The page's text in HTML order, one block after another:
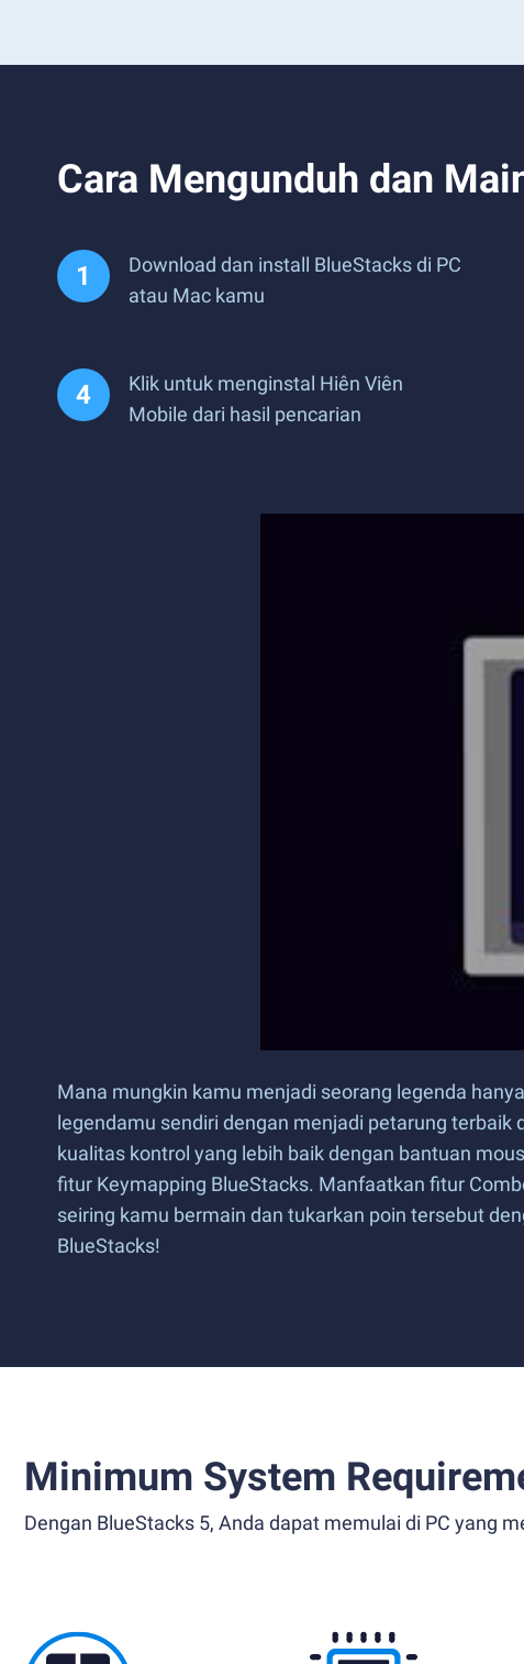
Cara Mengunduh dan
Download dan install BlueStacks di PC
atau Mac kamu
Klik untuk menginstal Hiên Viên
Mobile dari hasil pencarian
Mana mungkin kamu menjadi seorang legenda
legendamu sendiri dengan menjadi petarung
kualitas kontrol yang lebih baik dengan bantuan
fitur Keymapping BlueStacks. Manfaatkan fitur
seiring kamu bermain dan tukarkan poin tersebut
BlueStacks!
Minimum System
Dengan BlueStacks 5, Anda dapat memulai di PC yang